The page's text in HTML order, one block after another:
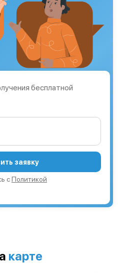
бесплатной
заявку
сПолитикой
карте